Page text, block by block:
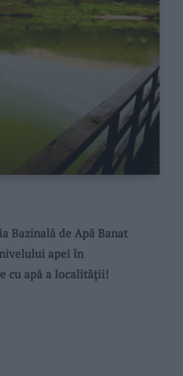
Bazinală de Apă Banat
apei în
cu apă a localității!